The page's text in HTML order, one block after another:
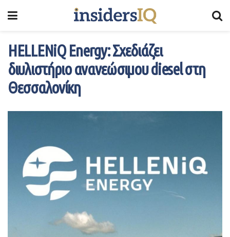
HELLENiQ Energy: Σχεδιάζει
διυλιστήριο ανανεώσιμου diesel στη
Θεσσαλονίκη